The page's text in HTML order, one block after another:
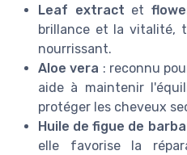
Leaf extract et
brillance et la vitalité,
nourrissant.
Aloe vera : reconnu
aide à maintenir
protéger les cheveux
Huile de figue de
elle favorise la